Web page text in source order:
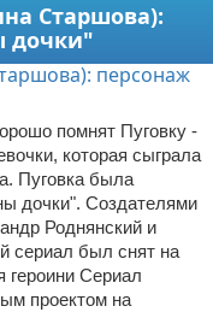
Старшова):
дочки"
помнят Пуговку -
которая сыграла
Пуговка была
дочки". Создателями
Роднянский и
сериал был снят на
героини Сериал
проектом на